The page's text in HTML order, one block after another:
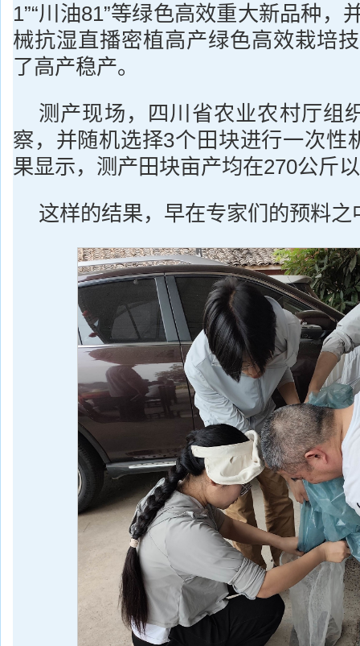
1”“川油81”等绿色高效重大新品种，
械抗湿直播密植高产绿色高效栽培
了高产稳产。
测产现场，四川省农业农村厅组
察，并随机选择3个田块进行一次性
果显示，测产田块亩产均在270公斤
这样的结果，早在专家们的预料之